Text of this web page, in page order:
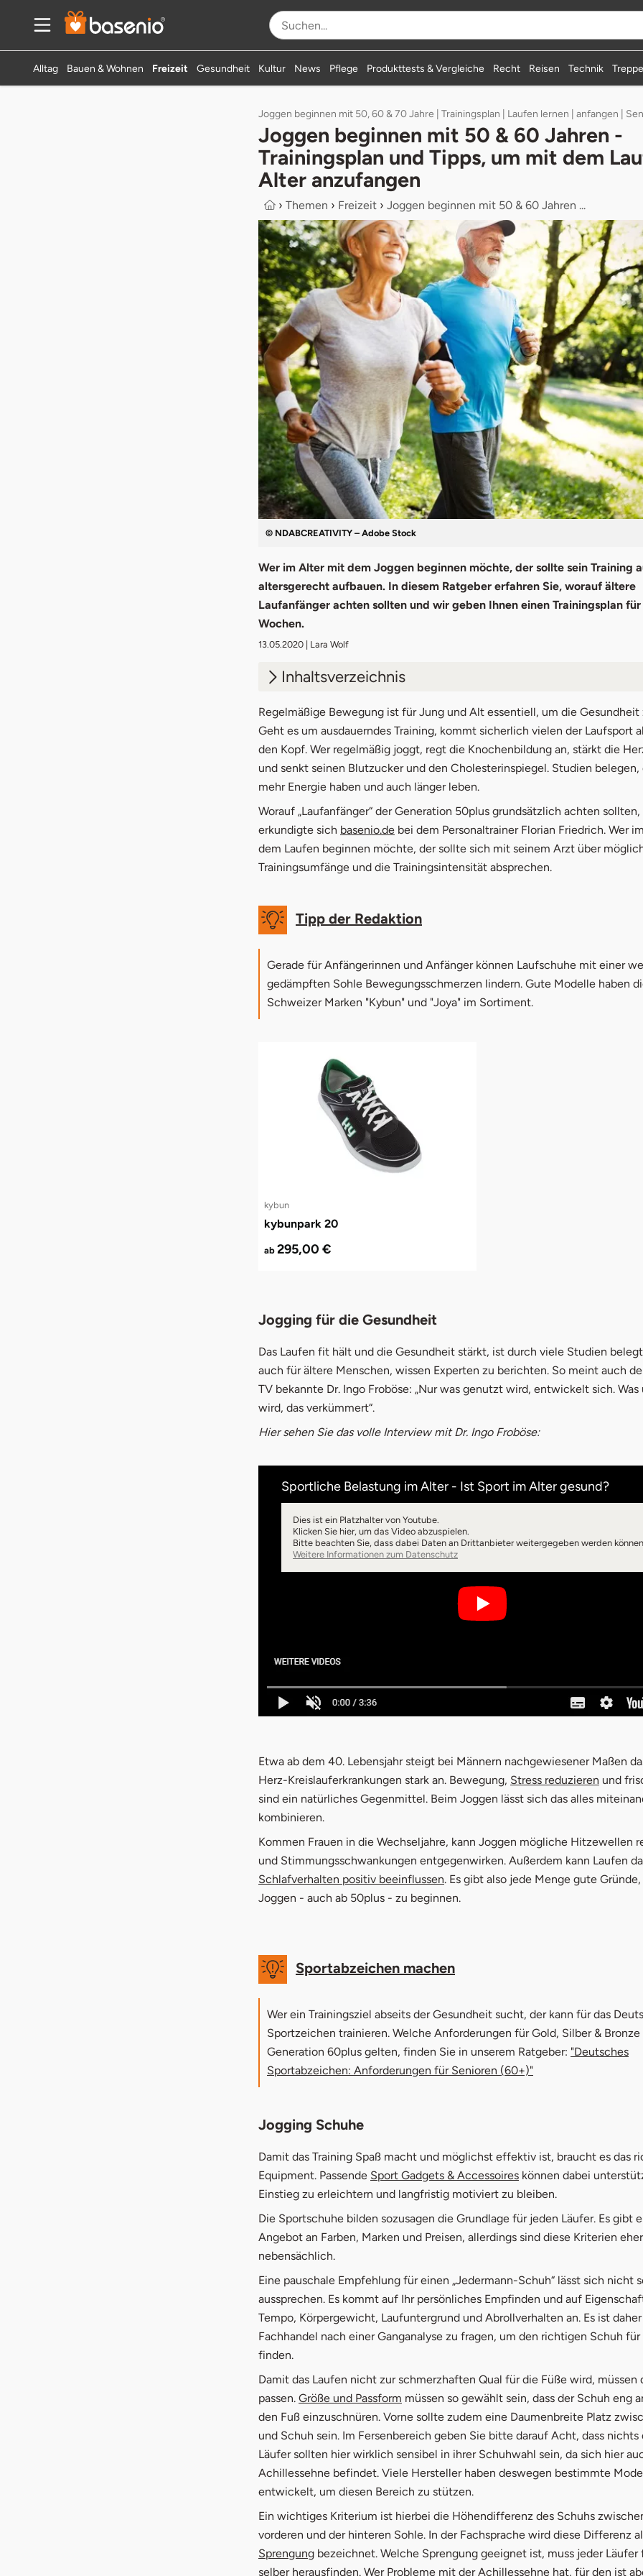
Alltag Bauen & Wohnen Freizeit Gesundheit Kultur News Pflege Produkttests & Vergleiche Recht Reisen Technik
Joggen beginnen mit 50, 60 & 70 Jahre | Trainingsplan | Laufen lernen | anfangen |
Joggen beginnen mit 50 & 60 Jahren -
Trainingsplan und Tipps, um mit dem
Alter anzufangen
› Themen › Freizeit › Joggen beginnen mit 50 & 60 Jahren ...
© NDABCREATIVITY – Adobe Stock
Wer im Alter mit dem Joggen beginnen möchte, der sollte sein Training
altersgerecht aufbauen. In diesem Ratgeber erfahren Sie, worauf ältere
Laufanfänger achten sollten und wir geben Ihnen einen Trainingsplan
Wochen.
13.05.2020 | Lara Wolf
Inhaltsverzeichnis
1. Jogging für die Gesundheit
2.
Jogging Schuhe
3. Jogging Kleidung
Vorbereitung & Nachbereitung
5. Trainingsplan & Anleitungen für Anfänger
6. Tipps fürs Lauftraining im Alter
Regelmäßige Bewegung ist für Jung und Alt essentiell, um die Gesundheit
Geht es um ausdauerndes Training, kommt sicherlich vielen der Laufsport
den Kopf. Wer regelmäßig joggt, regt die Knochenbildung an, stärkt die
und senkt seinen Blutzucker und den Cholesterinspiegel. Studien belegen,
mehr Energie haben und auch länger leben.
Worauf „Laufanfänger“ der Generation 50plus grundsätzlich achten sollten,
erkundigte sich basenio.de bei dem Personaltrainer Florian Friedrich. Wer
dem Laufen beginnen möchte, der sollte sich mit seinem Arzt über
Trainingsumfänge und die Trainingsintensität absprechen.
Tipp der Redaktion
Gerade für Anfängerinnen und Anfänger können Laufschuhe mit einer
gedämpften Sohle Bewegungsschmerzen lindern. Gute Modelle haben
Schweizer Marken "Kybun" und "Joya" im Sortiment.
kybun
kybunpark 20
ab 295,00 €
Jogging für die Gesundheit
Das Laufen fit hält und die Gesundheit stärkt, ist durch viele Studien
auch für ältere Menschen, wissen Experten zu berichten. So meint auch
TV bekannte Dr. Ingo Froböse: „Nur was genutzt wird, entwickelt sich.
wird, das verkümmert“.
Hier sehen Sie das volle Interview mit Dr. Ingo Froböse:
Sportliche Belastung im Alter - Ist Sport im Alter gesund?
Dies ist ein Platzhalter von Youtube.
Klicken Sie hier, um das Video abzuspielen.
Bitte beachten Sie, dass dabei Daten an Drittanbieter weitergegeben werden
Weitere Informationen zum Datenschutz
Etwa ab dem 40. Lebensjahr steigt bei Männern nachgewiesener Maßen
Herz-Kreislauferkrankungen stark an. Bewegung, Stress reduzieren und
sind ein natürliches Gegenmittel. Beim Joggen lässt sich das alles
kombinieren.
Kommen Frauen in die Wechseljahre, kann Joggen mögliche Hitzewellen
und Stimmungsschwankungen entgegenwirken. Außerdem kann Laufen
Schlafverhalten positiv beeinflussen. Es gibt also jede Menge gute
Joggen - auch ab 50plus - zu beginnen.
Sportabzeichen machen
Wer ein Trainingsziel abseits der Gesundheit sucht, der kann für das
Sportzeichen trainieren. Welche Anforderungen für Gold, Silber &
Generation 60plus gelten, finden Sie in unserem Ratgeber: "Deutsches
Sportabzeichen: Anforderungen für Senioren (60+)"
Jogging Schuhe
Damit das Training Spaß macht und möglichst effektiv ist, braucht es das
Equipment. Passende Sport Gadgets & Accessoires können dabei
Einstieg zu erleichtern und langfristig motiviert zu bleiben.
Die Sportschuhe bilden sozusagen die Grundlage für jeden Läufer. Es gibt
Angebot an Farben, Marken und Preisen, allerdings sind diese Kriterien eher
nebensächlich.
Eine pauschale Empfehlung für einen „Jedermann-Schuh“ lässt sich nicht
aussprechen. Es kommt auf Ihr persönliches Empfinden und auf
Tempo, Körpergewicht, Laufuntergrund und Abrollverhalten an. Es ist
Fachhandel nach einer Ganganalyse zu fragen, um den richtigen Schuh für
finden.
Damit das Laufen nicht zur schmerzhaften Qual für die Füße wird, müssen
passen. Größe und Passform müssen so gewählt sein, dass der Schuh eng
den Fuß einzuschnüren. Vorne sollte zudem eine Daumenbreite Platz
und Schuh sein. Im Fersenbereich geben Sie bitte darauf Acht, dass nichts
Läufer sollten hier wirklich sensibel in ihrer Schuhwahl sein, da sich hier
Achillessehne befindet. Viele Hersteller haben deswegen bestimmte
entwickelt, um diesen Bereich zu stützen.
Ein wichtiges Kriterium ist hierbei die Höhendifferenz des Schuhs
vorderen und der hinteren Sohle. In der Fachsprache wird diese Differenz
Sprengung bezeichnet. Welche Sprengung geeignet ist, muss jeder Läufer
selber herausfinden. Wer Probleme mit der Achillessehne hat, für den ist